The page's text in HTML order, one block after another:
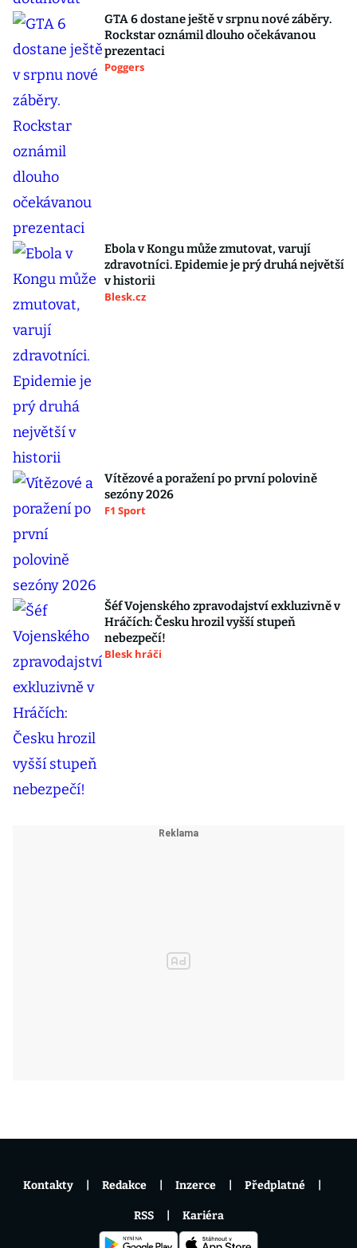
GTA 6 dostane ještě v srpnu nové záběry.
Rockstar oznámil dlouho očekávanou
prezentaci
Poggers
Ebola v Kongu může zmutovat, varují
zdravotníci. Epidemie je prý druhá největší
v historii
Blesk.cz
Vítězové a poražení po první polovině
sezóny 2026
F1 Sport
Šéf Vojenského zpravodajství exkluzivně v
Hráčích: Česku hrozil vyšší stupeň
nebezpečí!
Blesk hráči
Kontakty Redakce Inzerce Předplatné
RSS Kariéra